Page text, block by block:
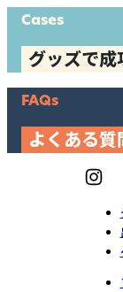
Cases
グッズで成
FAQs
よくある質